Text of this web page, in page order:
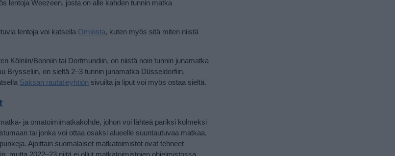
lentoja Weezeen, josta on alle kahden tunnin matka
lentoja voi katsella Omiosta, kuten myös sitä miten niistä
Kölniin/Bonniin tai Dortmundiin, on niistä noin tunnin junamatka
Brysseliin, on sieltä 2–3 tunnin junamatka Düsseldorfiin.
Saksan rautatieyhtiön sivuilta ja liput voi myös ostaa sieltä.
ja omatoimimatkakohde, johon voi lähteä pariksi kolmeksi
tai jonka voi ottaa osaksi alueelle suuntautuvaa matkaa,
Ajoittain suomalaiset matkatoimistot ovat tehneet
mutta 2022–23 niitä ei ollut matkatoimistojen ohjelmistossa.